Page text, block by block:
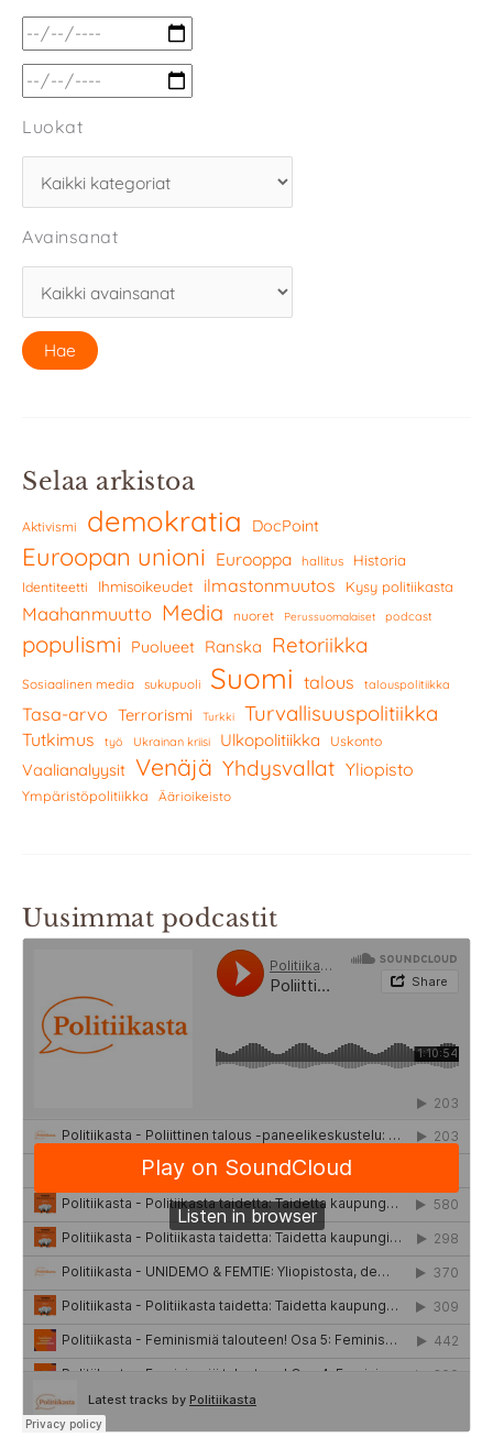
Luokat
Avainsanat
Selaa arkistoa
Aktivismi demokratia DocPoint
Euroopan unioni Eurooppa hallitus Historia
Identiteetti Ihmisoikeudet ilmastonmuutos Kysy politiikasta
Maahanmuutto Media nuoret Perussuomalaiset podcast
populismi Puolueet Ranska Retoriikka
Sosiaalinen media sukupuoli Suomi talous talouspolitiikka
Tasa-arvo Terrorismi Turkki Turvallisuuspolitiikka
Tutkimus työ Ukrainan kriisi Ulkopolitiikka Uskonto
Vaalianalyysit Venäjä Yhdysvallat Yliopisto
Ympäristöpolitiikka Äärioikeisto
Uusimmat podcastit